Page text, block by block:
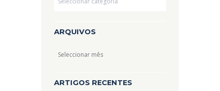
ARQUIVOS
Arquivos
ARTIGOS RECENTES